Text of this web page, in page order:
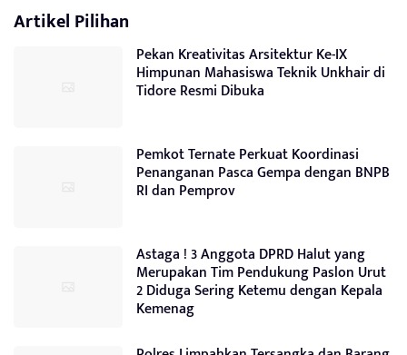
Artikel Pilihan
Pekan Kreativitas Arsitektur Ke-IX
Himpunan Mahasiswa Teknik Unkhair di
Tidore Resmi Dibuka
Pemkot Ternate Perkuat Koordinasi
Penanganan Pasca Gempa dengan BNPB
RI dan Pemprov
Astaga ! 3 Anggota DPRD Halut yang
Merupakan Tim Pendukung Paslon Urut
2 Diduga Sering Ketemu dengan Kepala
Kemenag